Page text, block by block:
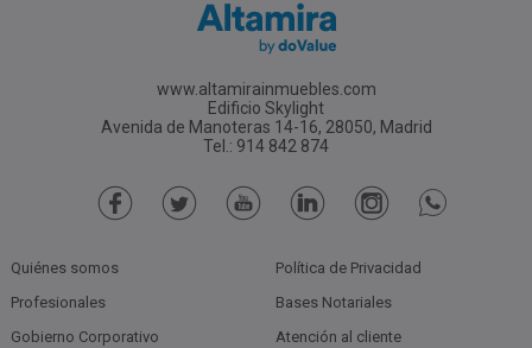
www.altamirainmuebles.com
Edificio Skylight
Avenida de Manoteras 14-16, 28050, Madrid
Tel.: 914 842 874
Quiénes somos
Profesionales
Gobierno Corporativo
Política de Privacidad
Bases Notariales
Atención al cliente